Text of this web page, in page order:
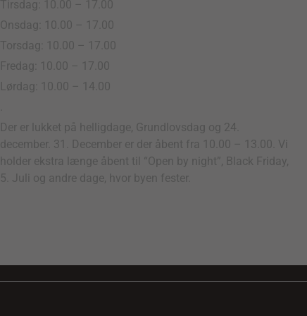
Tirsdag: 10.00 – 17.00
Onsdag: 10.00 – 17.00
Torsdag: 10.00 – 17.00
Fredag: 10.00 – 17.00
Lørdag: 10.00 – 14.00
Der er lukket på helligdage, Grundlovsdag og 24.
december. 31. December er der åbent fra 10.00 – 13.00. Vi
holder ekstra længe åbent til “Open by night”, Black Friday,
5. Juli og andre dage, hvor byen fester.